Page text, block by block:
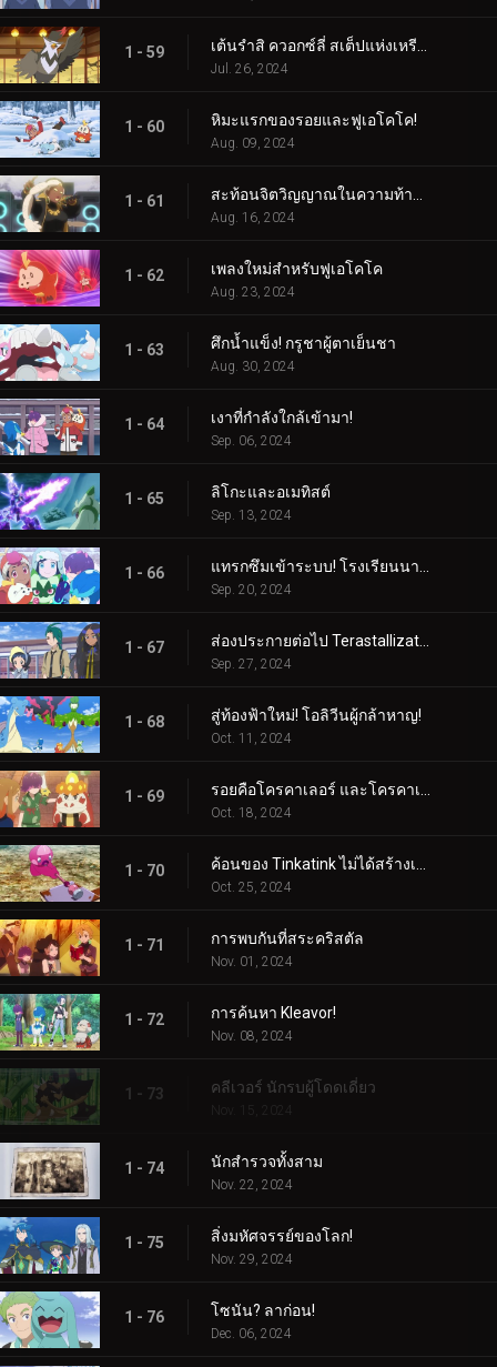
1 - 59
Jul. 26, 2024
1 - 60 หิมะแรกของรอยและฟูเอโคโค!
Aug. 09, 2024
1 - 61
Aug. 16, 2024
1 - 62 เพลงใหม่สำหรับฟูเอโคโค
Aug. 23, 2024
1 - 63 ศึกน้ำแข็ง! กรูชาผู้ตาเย็นชา
Aug. 30, 2024
1 - 64 เงาที่กำลังใกล้เข้ามา!
Sep. 06, 2024
1 - 65 ลิโกะและอเมทิสต์
Sep. 13, 2024
1 - 66
Sep. 20, 2024
1 - 67
Sep. 27, 2024
1 - 68 สู่ท้องฟ้าใหม่! โอลิวีนผู้กล้าหาญ!
Oct. 11, 2024
1 - 69
Oct. 18, 2024
1 - 70
Oct. 25, 2024
1 - 71 การพบกันที่สระคริสตัล
Nov. 01, 2024
1 - 72 การค้นหา Kleavor!
Nov. 08, 2024
1 - 73 คลีเวอร์ นักรบผู้โดดเดี่ยว
1 - 74 นักสำรวจทั้งสาม
Nov. 22, 2024
1 - 75 สิ่งมหัศจรรย์ของโลก!
Nov. 29, 2024
1 - 76 โซนัน? ลาก่อน!
Dec. 06, 2024